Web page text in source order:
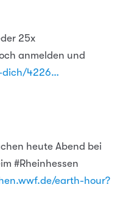
25x
anmelden und
dich/4226…
heute Abend bei
#Rheinhessen
earth-hour?